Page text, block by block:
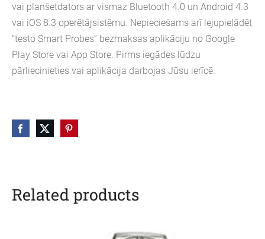
vai planšetdators ar vismaz Bluetooth 4.0 un Android 4.3
vai iOS 8.3 operētājsistēmu. Nepieciešams arī lejupielādēt
“testo Smart Probes” bezmaksas aplikāciju no Google
Play Store vai App Store. Pirms iegādes lūdzu
pārliecinieties vai aplikācija darbojas Jūsu ierīcē.
Related products